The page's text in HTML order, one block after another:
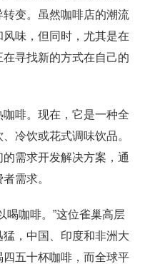
变。虽然咖啡店的潮流
味，但同时，尤其是在
寻找新的方式在自己的
啡。现在，它是一种全
冷饮或花式调味饮品。
需求开发解决方案，通
需求。
喝咖啡。”这位雀巢高层
，中国、印度和非洲大
五十杯咖啡，而全球平